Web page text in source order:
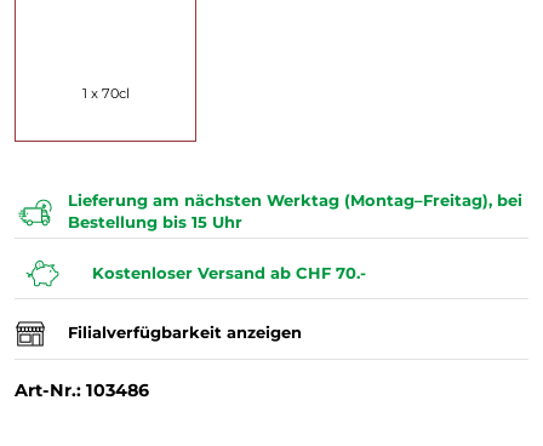
1 x 70cl
Lieferung am nächsten Werktag (Montag–Freitag), bei
Bestellung bis 15 Uhr
Kostenloser Versand ab CHF 70.-
Filialverfügbarkeit anzeigen
Art-Nr.: 103486